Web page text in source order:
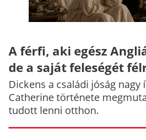
A férfi, aki egész
de a saját feleségét
Dickens a családi jóság nagy
Catherine története
tudott lenni otthon.